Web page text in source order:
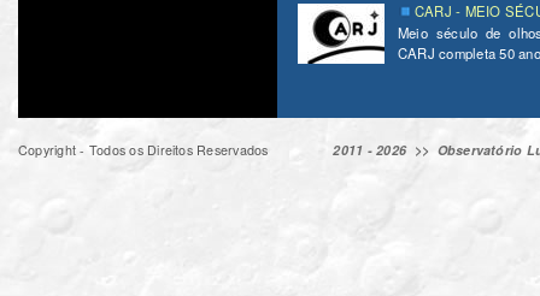
CARJ - MEIO
Meio século de
CARJ completa 50
Copyright - Todos os Direitos Reservados 2011 - 2026 >> Observatório